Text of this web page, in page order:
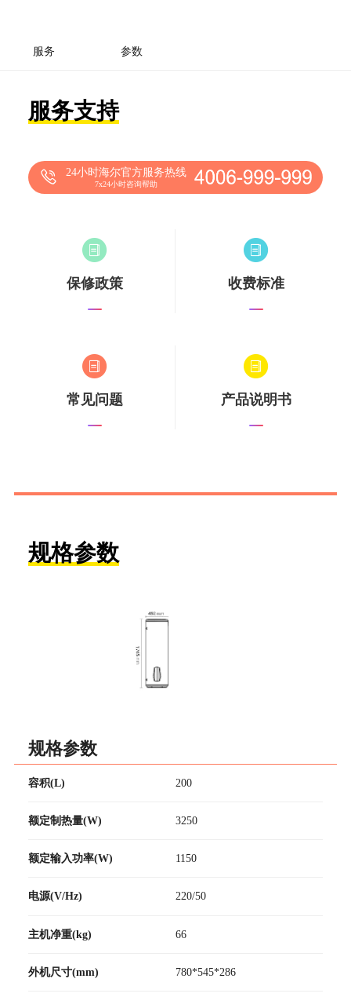
服务 参数
服务支持
24小时海尔官方服务热线
7x24小时咨询帮助
保修政策 收费标准
常见问题 产品说明书
规格参数
规格参数
容积(L) 200
额定制热量(W) 3250
额定输入功率(W) 1150
电源(V/Hz) 220/50
主机净重(kg) 66
外机尺寸(mm) 780*545*286